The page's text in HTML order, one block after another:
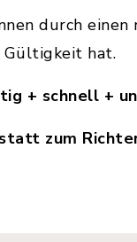
durch
Gültigkeit hat.
+ schnell +
zum